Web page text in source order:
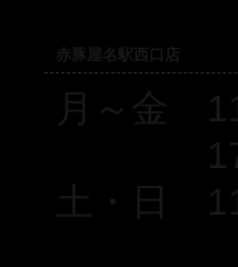
赤豚屋名駅西口店
月～金
17:00
土・日